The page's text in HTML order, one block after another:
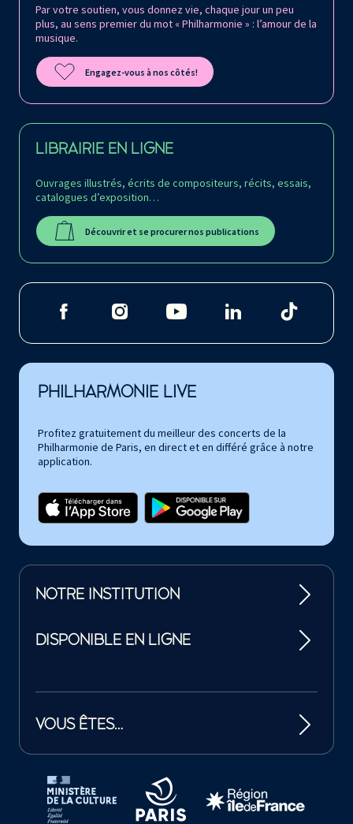
Par votre soutien, vous donnez vie, chaque jour un peu
plus, au sens premier du mot « Philharmonie » : l’amour de la
musique.
Engagez-vous à nos côtés!
LIBRAIRIE EN LIGNE
Ouvrages illustrés, écrits de compositeurs, récits, essais,
catalogues d’exposition…
Découvrir et se procurer nos publications
PHILHARMONIE LIVE
Profitez gratuitement du meilleur des concerts de la
Philharmonie de Paris, en direct et en différé grâce à notre
application.
NOTRE INSTITUTION
DISPONIBLE EN LIGNE
VOUS ÊTES…
Tutelles et mécènes de la Philharmonie de Paris